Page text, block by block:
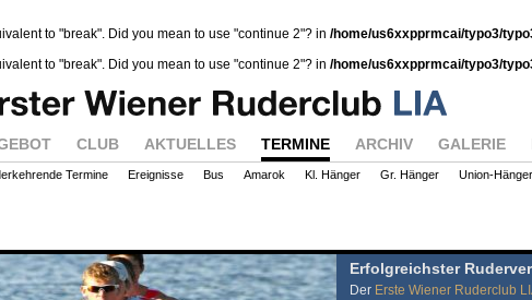
to "break". Did you mean to use "continue 2"? in /home/us6xxpprmcai/typo3/
to "break". Did you mean to use "continue 2"? in /home/us6xxpprmcai/typo3/
CLUB AKTUELLES TERMINE ARCHIV GALERIE
Termine Ereignisse Bus Amarok Kl. Hänger Gr. Hänger Union-Hänger
Erfolgreichster
Der Erste Wiener Ruderclub